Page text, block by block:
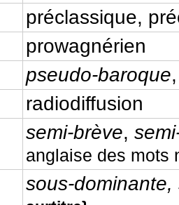
préclassique,
prowagnérien
pseudo-baroque
radiodiffusion
semi-brève,
anglaise des mots
sous-